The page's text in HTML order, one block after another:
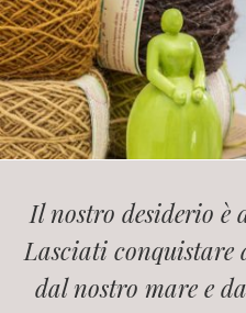
Il nostro desiderio è
Lasciati conquistare
dal nostro mare e